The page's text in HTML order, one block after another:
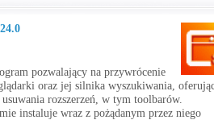
pozwalający na przywrócenie
oraz jej silnika wyszukiwania,
rozszerzeń, w tym toolbarów.
instaluje wraz z pożądanym przez niego